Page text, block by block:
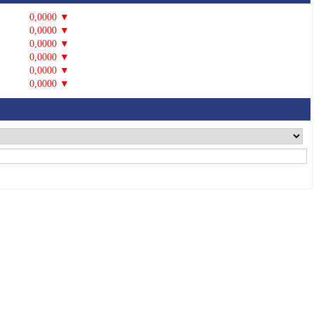
0,0000 ▼
0,0000 ▼
0,0000 ▼
0,0000 ▼
0,0000 ▼
0,0000 ▼